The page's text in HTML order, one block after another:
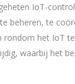
IoT-
beheren, te
rondom het IoT
waarbij het